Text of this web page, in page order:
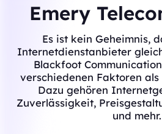
Emery
Es ist kein Geheimnis,
Internetdienstanbieter
Blackfoot
verschiedenen Faktoren
Dazu gehören
Zuverlässigkeit,
und mehr.